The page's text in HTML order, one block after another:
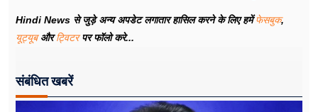
Hindi News से जुड़े अन्य अपडेट लगातार हासिल करने के लिए हमेंफेसबुक,
यूट्यूबऔरट्विटरपर फॉलो करे...
संबंधित खबरें